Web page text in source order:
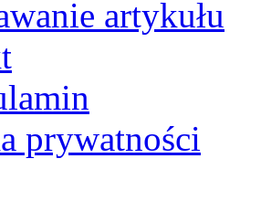
artykułu
prywatności